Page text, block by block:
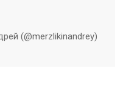
(@merzlikinandrey)